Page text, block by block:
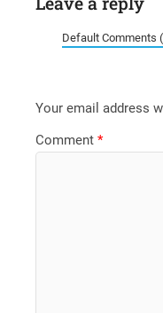
Default Comments
Your email address
Comment*